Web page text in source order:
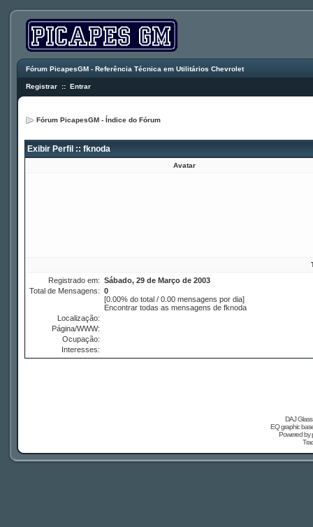
Fórum PicapesGM - Referência Técnica em Utilitários Chevrolet
Registrar :: Entrar
Fórum PicapesGM - Índice do Fórum
Exibir Perfil :: fknoda
Avatar
Registrado em: Sábado, 29 de Março de 2003
Total de Mensagens: 0
[0.00% do total / 0.00 mensagens por dia]
Encontrar todas as mensagens de fknoda
Localização:
Página/WWW:
Ocupação:
Interesses:
DAJ
EQ graphic
Powered by